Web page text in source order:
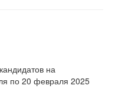
на
по 20 февраля 2025